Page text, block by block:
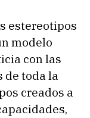
estereotipos
modelo
con las
de toda la
creados a